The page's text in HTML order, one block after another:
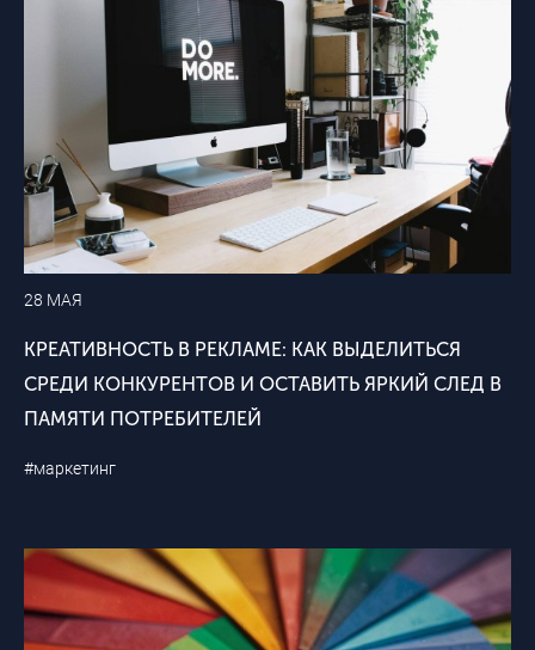
28 МАЯ
КРЕАТИВНОСТЬ В РЕКЛАМЕ: КАК ВЫДЕЛИТЬСЯ
СРЕДИ КОНКУРЕНТОВ И ОСТАВИТЬ ЯРКИЙ СЛЕД В
ПАМЯТИ ПОТРЕБИТЕЛЕЙ
#маркетинг